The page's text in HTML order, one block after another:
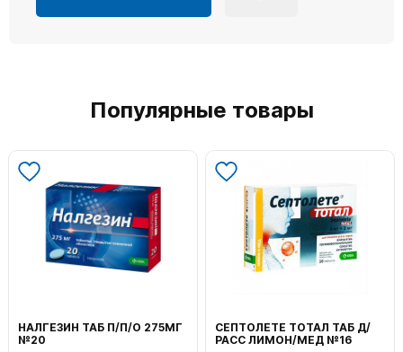
Популярные товары
НАЛГЕЗИН ТАБ П/П/О 275МГ
№20
СЕПТОЛЕТЕ ТОТАЛ ТАБ Д/
РАСС ЛИМОН/МЕД №16